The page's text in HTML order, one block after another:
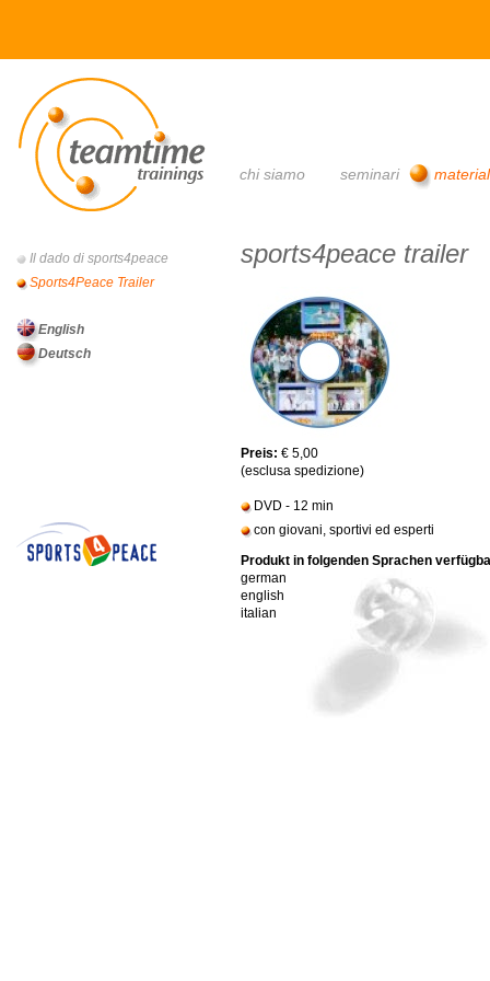
chi siamo seminari
sports4peace trailer
Preis: € 5,00
(esclusa spedizione)
DVD - 12 min
con giovani, sportivi ed esperti
Produkt in folgenden Sprachen
german
english
italian
main menu
Il dado di sports4peace
Sports4Peace Trailer
English
Deutsch